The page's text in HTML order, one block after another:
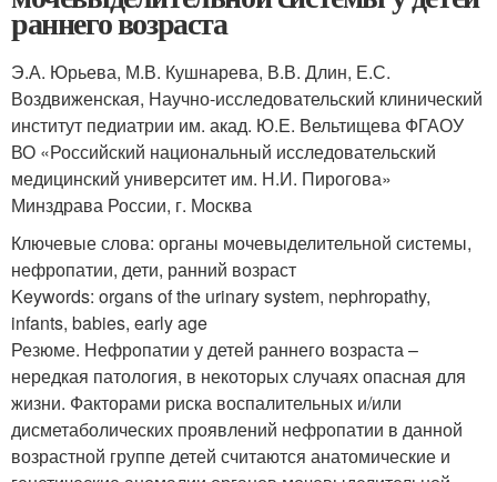
раннего возраста
Э.А. Юрьева, М.В. Кушнарева, В.В. Длин, Е.С.
Воздвиженская, Научно-исследовательский клинический
институт педиатрии им. акад. Ю.Е. Вельтищева ФГАОУ
ВО «Российский национальный исследовательский
медицинский университет им. Н.И. Пирогова»
Минздрава России, г. Москва
Ключевые слова: органы мочевыделительной системы,
нефропатии, дети, ранний возраст
Keywords: organs of the urinary system, nephropathy,
infants, babies, early age
Резюме. Нефропатии у детей раннего возраста –
нередкая патология, в некоторых случаях опасная для
жизни. Факторами риска воспалительных и/или
дисметаболических проявлений нефропатии в данной
возрастной группе детей считаются анатомические и